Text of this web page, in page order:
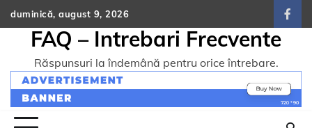
Skip
to
content
duminică, august 9, 2026
FAQ – Intrebari Frecvente
Răspunsuri la îndemână pentru orice întrebare.